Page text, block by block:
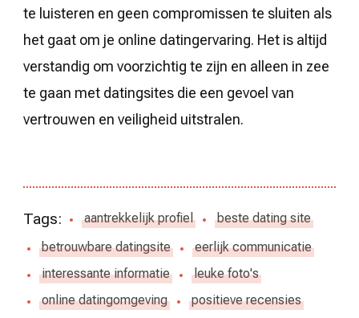
te luisteren en geen compromissen te sluiten als
het gaat om je online datingervaring. Het is altijd
verstandig om voorzichtig te zijn en alleen in zee
te gaan met datingsites die een gevoel van
vertrouwen en veiligheid uitstralen.
Tags: aantrekkelijk profiel
beste dating site
betrouwbare datingsite
eerlijk communicatie
interessante informatie
leuke foto's
online datingomgeving
positieve recensies